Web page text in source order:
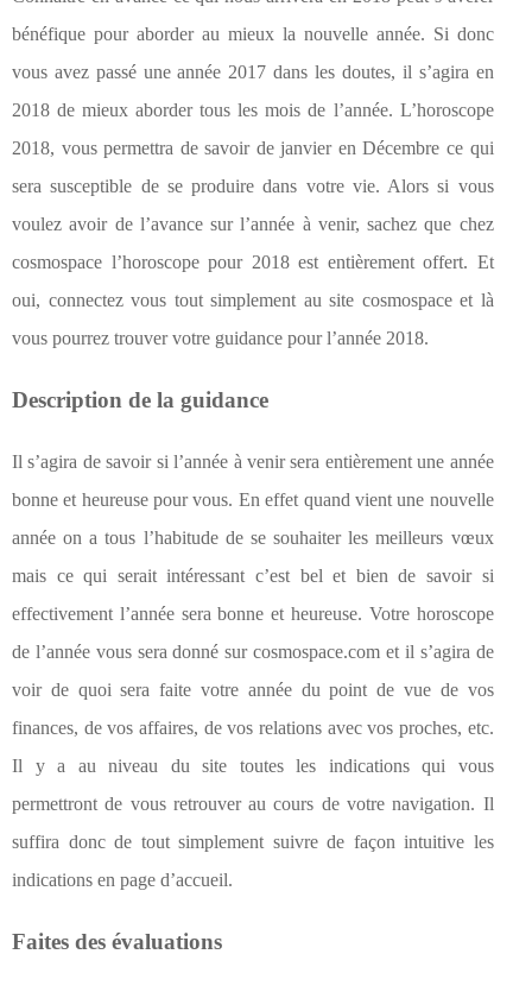
bénéfique pour aborder au mieux la nouvelle année. Si donc
vous avez passé une année 2017 dans les doutes, il s’agira en
2018 de mieux aborder tous les mois de l’année. L’horoscope
2018, vous permettra de savoir de janvier en Décembre ce qui
sera susceptible de se produire dans votre vie. Alors si vous
voulez avoir de l’avance sur l’année à venir, sachez que chez
cosmospace l’horoscope pour 2018 est entièrement offert. Et
oui, connectez vous tout simplement au site cosmospace et là
vous pourrez trouver votre guidance pour l’année 2018.
Description de la guidance
Il s’agira de savoir si l’année à venir sera entièrement une année
bonne et heureuse pour vous. En effet quand vient une nouvelle
année on a tous l’habitude de se souhaiter les meilleurs vœux
mais ce qui serait intéressant c’est bel et bien de savoir si
effectivement l’année sera bonne et heureuse. Votre horoscope
de l’année vous sera donné sur cosmospace.com et il s’agira de
voir de quoi sera faite votre année du point de vue de vos
finances, de vos affaires, de vos relations avec vos proches, etc.
Il y a au niveau du site toutes les indications qui vous
permettront de vous retrouver au cours de votre navigation. Il
suffira donc de tout simplement suivre de façon intuitive les
indications en page d’accueil.
Faites des évaluations